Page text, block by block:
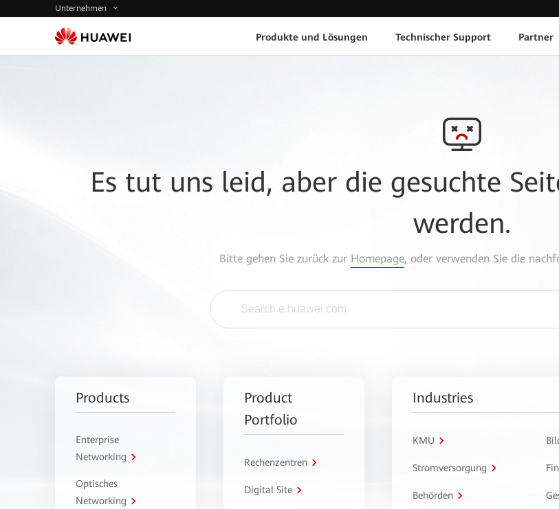
Unternehmen
Produkte und Lösungen Technischer Support Partner
Es tut uns leid, aber die gesuchte
werden.
Bitte gehen Sie zurück zur Homepage, oder verwenden Sie die
Products
Enterprise
Networking
Optisches
Networking
Product
Portfolio
Rechenzentren
Digital Site
Industries
KMU
Stromversorgung
Behörden